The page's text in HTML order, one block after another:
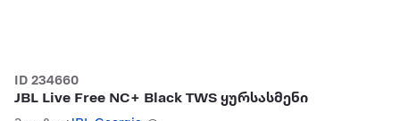
ID 234660
JBL Live Free NC+ Black TWS ყურსასმენი